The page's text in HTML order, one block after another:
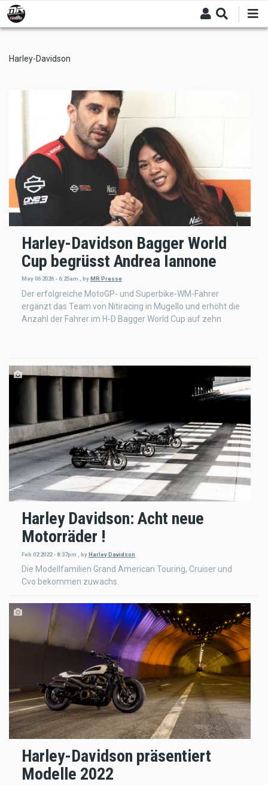
Skip
to
main
Harley-Davidson
Harley-Davidson Bagger World
Cup begrüsst Andrea Iannone
May 06 2026 - 6:25am , by MR Presse
Der erfolgreiche MotoGP- und Superbike-WM-Fahrer
ergänzt das Team von Nitiracing in Mugello und erhöht die
Anzahl der Fahrer im H-D Bagger World Cup auf zehn
Harley Davidson: Acht neue
Motorräder !
Feb 02 2022 - 8:37pm byHarley Davidson
Die Modellfamilien Grand American Touring, Cruiser und
Cvo bekommen zuwachs.
Harley-Davidson präsentiert
Modelle 2022